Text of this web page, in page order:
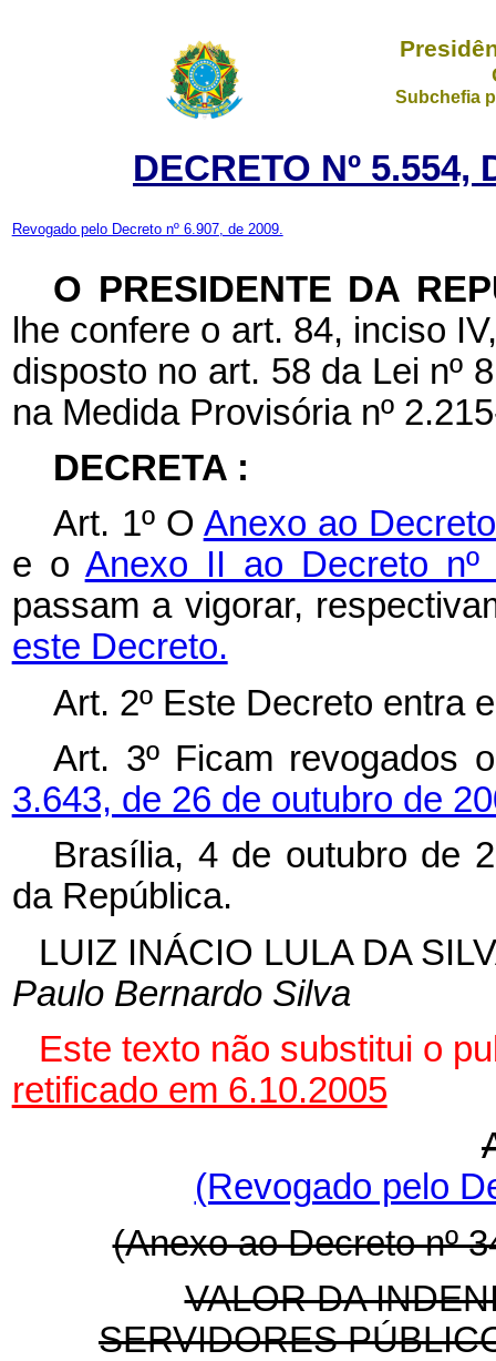
Subchefia
DECRETO Nº 5.554,
Revogado pelo Decreto nº 6.907, de 2009.
O PRESIDENTE DA
lhe confere o art. 84, inciso
disposto no art. 58 da Lei nº
na Medida Provisória nº
DECRETA :
Art. 1º O Anexo ao
e o Anexo II ao Decreto
passam a vigorar,
este Decreto.
Art. 2º Este Decreto entra
Art. 3º Ficam revogados
3.643, de 26 de outubro de
Brasília, 4 de outubro de
da República.
LUIZ INÁCIO LULA DA
Paulo Bernardo Silva
Este texto não substitui o
retificado em 6.10.2005
(Revogado pelo
(Anexo ao Decreto nº
VALOR DA
SERVIDORES